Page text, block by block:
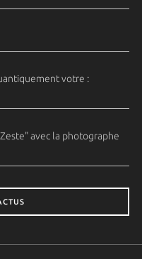
votre :
avec la photographe